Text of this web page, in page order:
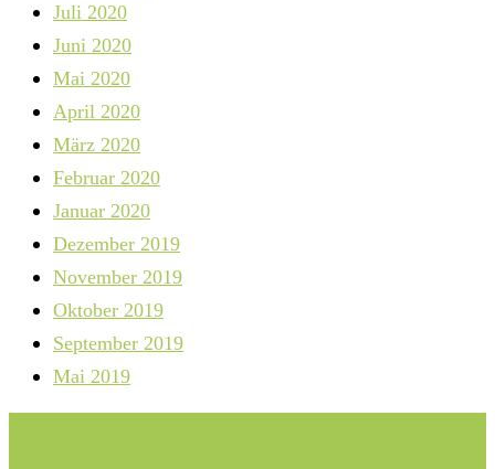
Juli 2020
Juni 2020
Mai 2020
April 2020
März 2020
Februar 2020
Januar 2020
Dezember 2019
November 2019
Oktober 2019
September 2019
Mai 2019